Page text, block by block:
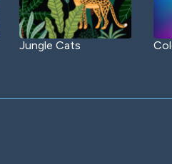
Jungle Cats